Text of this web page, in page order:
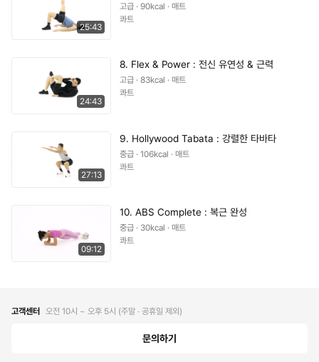
25:43
고급 · 90kcal · 매트
콰트
24:43
8. Flex & Power : 전신 유연성 & 근력
고급 · 83kcal · 매트
콰트
27:13
9. Hollywood Tabata : 강렬한 타바타
중급 · 106kcal · 매트
콰트
09:12
10. ABS Complete : 복근 완성
중급 · 30kcal · 매트
콰트
고객센터 오전 10시 ~ 오후 5시 (주말 ∙ 공휴일 제외)
문의하기